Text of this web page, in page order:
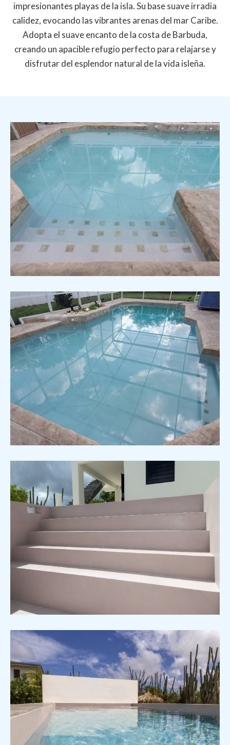
impresionantes playas de la isla. Su base suave irradia
calidez, evocando las vibrantes arenas del mar Caribe.
Adopta el suave encanto de la costa de Barbuda,
creando un apacible refugio perfecto para relajarse y
disfrutar del esplendor natural de la vida isleña.